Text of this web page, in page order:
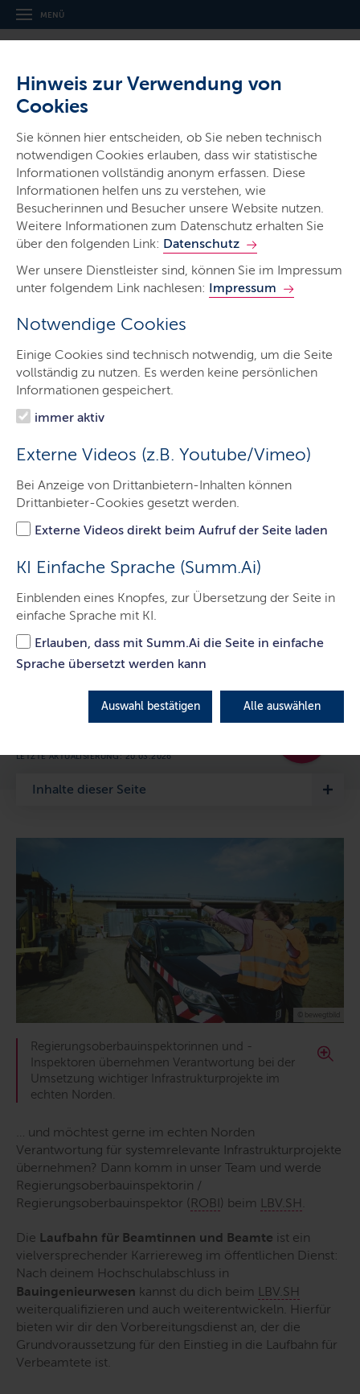
Hinweis zur Verwendung von
Cookies
Sie können hier entscheiden, ob Sie neben technisch
notwendigen Cookies erlauben, dass wir statistische
Informationen vollständig anonym erfassen. Diese
Informationen helfen uns zu verstehen, wie
Besucherinnen und Besucher unsere Website nutzen.
Weitere Informationen zum Datenschutz erhalten Sie
über den folgenden Link: Datenschutz
Wer unsere Dienstleister sind, können Sie im Impressum
unter folgendem Link nachlesen: Impressum
Notwendige Cookies
Einige Cookies sind technisch notwendig, um die Seite
vollständig zu nutzen. Es werden keine persönlichen
Informationen gespeichert.
immer aktiv
Externe Videos (z.B. Youtube/Vimeo)
Bei Anzeige von Drittanbietern-Inhalten können
Drittanbieter-Cookies gesetzt werden.
Externe Videos direkt beim Aufruf der Seite laden
KI Einfache Sprache (Summ.Ai)
Einblenden eines Knopfes, zur Übersetzung der Seite in
einfache Sprache mit KI.
Erlauben, dass mit Summ.Ai die Seite in einfache
Sprache übersetzt werden kann
Auswahl bestätigen Alle auswählen
MENÜ
Landesbetrieb
Straßenbau und Verkehr
Schleswig-Holstein
Ministerien & Behörden
Start
Der LBV.SH
Aufgaben
Service
Presse
Jobs & Karriere
Regierungsoberbauinspektorin /
Regierungsoberbauinspektor
(w/m/d)Laufbahn für Beamtinnen
und Beamte
Du hast einen Bachelorabschluss in
Bauingenieurwesen ...
LETZTE AKTUALISIERUNG: 20.03.2026
Inhalte dieser Seite
© bewegtbild
Regierungsoberbauinspektorinnen und -
Inspektoren übernehmen Verantwortung bei der
Umsetzung wichtiger Infrastrukturprojekte im
echten Norden.
… und möchtest gerne im echten Norden
Verantwortung für systemrelevante Infrastrukturprojekte
übernehmen? Dann komm in unser Team und werde
Regierungsoberbauinspektorin /
Regierungsoberbauinspektor (ROBI) beim LBV.SH
Die Laufbahn für Beamtinnen und Beamte ist ein
vielversprechender Karriereweg im öffentlichen Dienst:
Nach deinem Hochschulabschluss in
Bauingenieurwesen kannst du dich beim LBV.SH
weiterqualifizieren und auch weiterentwickeln. Hierfür
bieten wir dir den Vorbereitungsdienst an, der die
Grundvoraussetzung für den Einstieg in die Laufbahn für
Verbeamtete ist.